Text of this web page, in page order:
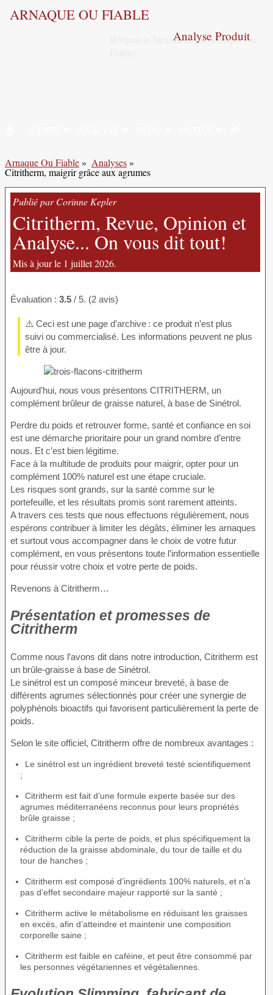
ARNAQUE OU FIABLE
Analyse Produit
Arnaque Ou Fiable» Analyses»
Citritherm, maigrir grâce aux agrumes
Publié par Corinne Kepler
Citritherm, Revue, Opinion et
Analyse... On vous dit tout!
Mis à jour le 1 juillet 2026.
Évaluation : 3.5 / 5. (2 avis)
⚠️ Ceci est une page d’archive : ce produit n’est plus
suivi ou commercialisé. Les informations peuvent ne plus
être à jour.
Aujourd’hui, nous vous présentons CITRITHERM, un
complément brûleur de graisse naturel, à base de Sinétrol.
Perdre du poids et retrouver forme, santé et confiance en soi
est une démarche prioritaire pour un grand nombre d’entre
nous. Et c’est bien légitime.
Face à la multitude de produits pour maigrir, opter pour un
complément 100% naturel est une étape cruciale.
Les risques sont grands, sur la santé comme sur le
portefeuille, et les résultats promis sont rarement atteints.
A travers ces tests que nous effectuons régulièrement, nous
espérons contribuer à limiter les dégâts, éliminer les arnaques
et surtout vous accompagner dans le choix de votre futur
complément, en vous présentons toute l’information essentielle
pour réussir votre choix et votre perte de poids.
Revenons à Citritherm…
Présentation et promesses de
Citritherm
Comme nous l’avons dit dans notre introduction, Citritherm est
un brûle-graisse à base de Sinétrol.
Le sinétrol est un composé minceur breveté, à base de
différents agrumes sélectionnés pour créer une synergie de
polyphénols bioactifs qui favorisent particulièrement la perte de
poids.
Selon le site officiel, Citritherm offre de nombreux avantages :
Le sinétrol est un ingrédient breveté testé scientifiquement
;
Citritherm est fait d’une formule experte basée sur des
agrumes méditerranéens reconnus pour leurs propriétés
brûle graisse ;
Citritherm cible la perte de poids, et plus spécifiquement la
réduction de la graisse abdominale, du tour de taille et du
tour de hanches ;
Citritherm est composé d’ingrédients 100% naturels, et n’a
pas d’effet secondaire majeur rapporté sur la santé ;
Citritherm active le métabolisme en réduisant les graisses
en excès, afin d’atteindre et maintenir une composition
corporelle saine ;
Citritherm est faible en caféine, et peut être consommé par
les personnes végétariennes et végétaliennes.